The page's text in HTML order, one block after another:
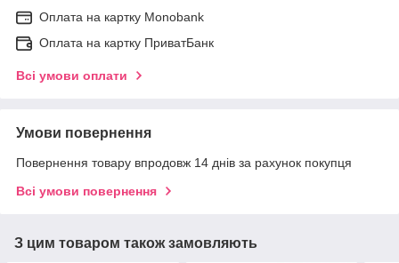
Оплата на картку Мonobank
Оплата на картку ПриватБанк
Всі умови оплати
Умови повернення
Повернення товару впродовж 14 днів за рахунок покупця
Всі умови повернення
З цим товаром також замовляють